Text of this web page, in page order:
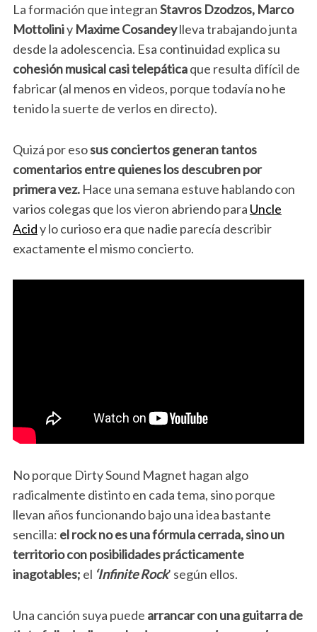
La formación que integranStavros Dzodzos, Marco
MottoliniyMaxime Cosandeylleva trabajando junta
desde la adolescencia. Esa continuidad explica su
cohesión musical casi telepáticaque resulta difícil de
fabricar (al menos en videos, porque todavía no he
tenido la suerte de verlos en directo).
Quizá por esosus conciertos generan tantos
comentarios entre quienes los descubren por
primera vez.Hace una semana estuve hablando con
varios colegas que los vieron abriendo para Uncle
Acidy lo curioso era que nadie parecía describir
exactamente el mismo concierto.
No porque Dirty Sound Magnet hagan algo
radicalmente distinto en cada tema, sino porque
llevan años funcionando bajo una idea bastante
sencilla: el rock no es una fórmula cerrada, sino un
territorio con posibilidades prácticamente
inagotables; el ‘Infinite Rock’ según ellos.
Una canción suya puede arrancar con una guitarra de